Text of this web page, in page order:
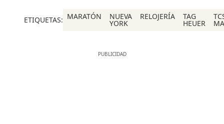
ETIQUETAS: MARATÓN NUEVA
YORK
RELOJERÍA TAG
HEUER